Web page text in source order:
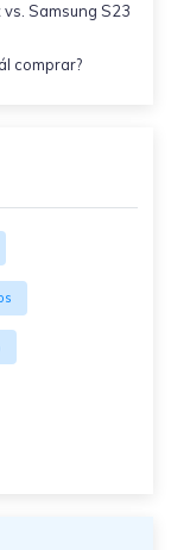
Samsung S23
comprar?